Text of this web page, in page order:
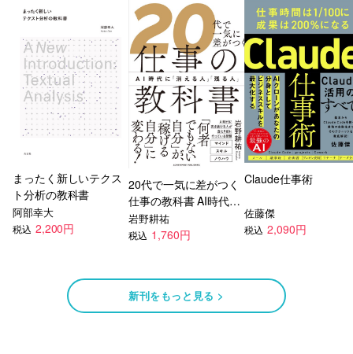
まったく新しいテクス
ト分析の教科書
阿部幸大
税込 2,200円
20代で一気に差がつく
仕事の教科書 AI時代に
「消える人」「残る
人」
岩野耕祐
税込 1,760円
Claude仕事術
佐藤傑
税込 2,090円
新刊をもっと見る >